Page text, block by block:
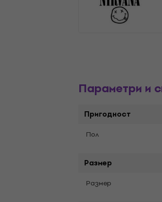
Параметри и
Пригодност
Пол
Размер
Pазмер